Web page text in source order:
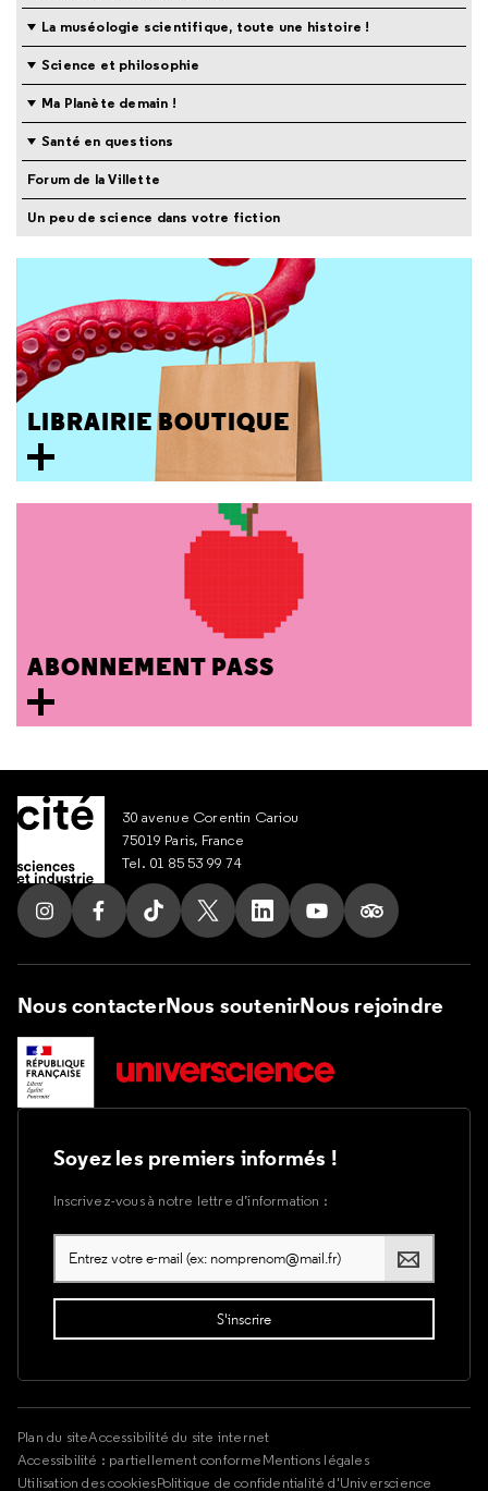
La muséologie scientifique, toute une histoire !
Science et philosophie
Ma Planète demain !
Santé en questions
Forum de la Villette
Un peu de science dans votre fiction
LIBRAIRIE BOUTIQUE
ABONNEMENT PASS
30 avenue Corentin Cariou
75019 Paris, France
Tel. 01 85 53 99 74
Suivez nous sur Instagram
Suivez nous sur Facebook
Suivez nous sur Tik Tok
Suivez nous sur X
Suivez nous sur LinkedIn
Suivez nous sur
Suivez nous
Nous contacterNous soutenirNous rejoindre
Soyez les premiers informés !
Inscrivez-vous à notre lettre d’information :
Plan du siteAccessibilité du site internet
Accessibilité : partiellement conformeMentions légales
Utilisation des cookiesPolitique de confidentialité d'Universcience